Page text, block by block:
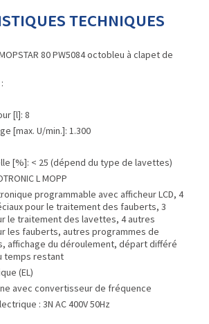
TECHNIQUES
80 PW5084 octobleu à clapet de
[l]: 8
[max. U/min.]: 1.300
[%]: < 25 (dépend du type de lavettes)
L MOPP
programmable avec afficheur LCD, 4
pour le traitement des fauberts, 3
le traitement des lavettes, 4 autres
les fauberts, autres programmes de
affichage du déroulement, départ différé
temps restant
(EL)
avec convertisseur de fréquence
: 3N AC 400V 50Hz